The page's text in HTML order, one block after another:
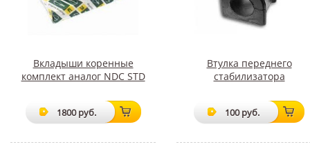
Вкладыши коренные
комплект аналог NDC STD
1800 руб.
Втулка переднего
стабилизатора
100 руб.